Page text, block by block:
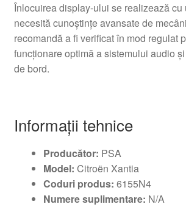
Înlocuirea display-ului se realizează cu
necesită cunoștințe avansate de
recomandă a fi verificat în mod regulat
funcționare optimă a sistemului audio
de bord.
Informații tehnice
Producător: PSA
Model: Citroën Xantia
Coduri produs: 6155N4
Numere suplimentare: N/A